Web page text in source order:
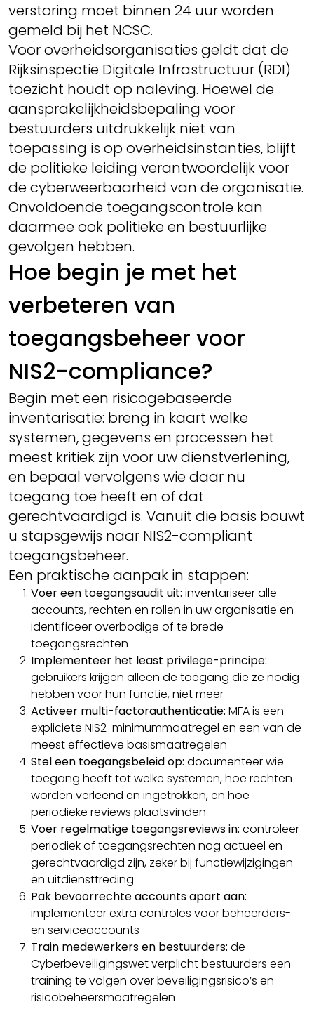
verstoring moet binnen 24 uur worden
gemeld bij het NCSC.
Voor overheidsorganisaties geldt dat de
Rijksinspectie Digitale Infrastructuur (RDI)
toezicht houdt op naleving. Hoewel de
aansprakelijkheidsbepaling voor
bestuurders uitdrukkelijk niet van
toepassing is op overheidsinstanties, blijft
de politieke leiding verantwoordelijk voor
de cyberweerbaarheid van de organisatie.
Onvoldoende toegangscontrole kan
daarmee ook politieke en bestuurlijke
gevolgen hebben.
Hoe begin je met het
verbeteren van
toegangsbeheer voor
NIS2-compliance?
Begin met een risicogebaseerde
inventarisatie: breng in kaart welke
systemen, gegevens en processen het
meest kritiek zijn voor uw dienstverlening,
en bepaal vervolgens wie daar nu
toegang toe heeft en of dat
gerechtvaardigd is. Vanuit die basis bouwt
u stapsgewijs naar NIS2-compliant
toegangsbeheer.
Een praktische aanpak in stappen:
Voer een toegangsaudit uit: inventariseer alle
accounts, rechten en rollen in uw organisatie en
identificeer overbodige of te brede
toegangsrechten
Implementeer het least privilege-principe:
gebruikers krijgen alleen de toegang die ze nodig
hebben voor hun functie, niet meer
Activeer multi-factorauthenticatie: MFA is een
expliciete NIS2-minimummaatregel en een van de
meest effectieve basismaatregelen
Stel een toegangsbeleid op: documenteer wie
toegang heeft tot welke systemen, hoe rechten
worden verleend en ingetrokken, en hoe
periodieke reviews plaatsvinden
Voer regelmatige toegangsreviews in: controleer
periodiek of toegangsrechten nog actueel en
gerechtvaardigd zijn, zeker bij functiewijzigingen
en uitdiensttreding
Pak bevoorrechte accounts apart aan:
implementeer extra controles voor beheerders-
en serviceaccounts
Train medewerkers en bestuurders: de
Cyberbeveiligingswet verplicht bestuurders een
training te volgen over beveiligingsrisico’s en
risicobeheersmaatregelen